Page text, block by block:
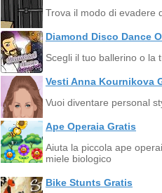
Trova il modo di evadere
Diamond Disco Dance
Scegli il tuo ballerino o la
Vesti Anna Kournikova
Vuoi diventare personal
Ape Operaia Gratis
Aiuta la piccola ape
miele biologico
Bike Stunts Gratis